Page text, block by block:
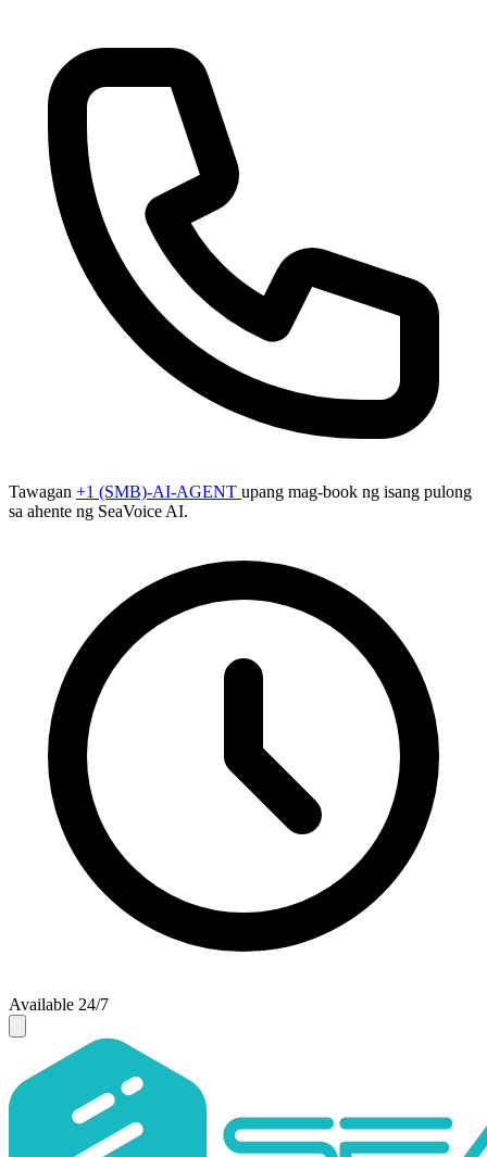
Tawagan +1 (SMB)-AI-AGENT upang mag-book ng isang pulong
sa ahente ng SeaVoice AI.
Available 24/7